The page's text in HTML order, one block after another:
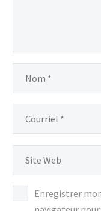
Enregistrer